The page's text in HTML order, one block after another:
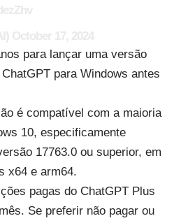
para lançar uma versão
para Windows antes
é compatível com a maioria
10, especificamente
17763.0 ou superior, em
x64 e arm64.
pagas do ChatGPT Plus
Se preferir não pagar ou